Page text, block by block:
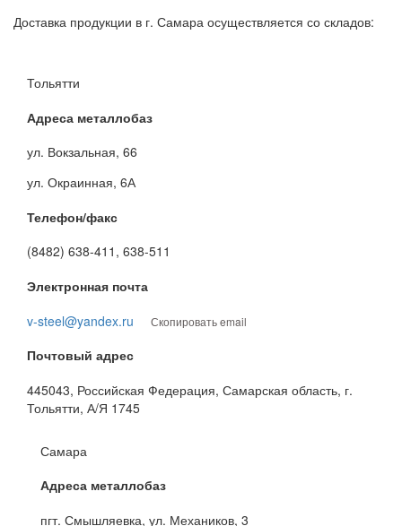
Доставка продукции в г. Самара осуществляется со складов:
Тольятти
Адреса металлобаз
ул. Вокзальная, 66
ул. Окраинная, 6А
Телефон/факс
(8482) 638-411, 638-511
Электронная почта
v-steel@yandex.ru
Скопировать email
Почтовый адрес
445043, Российская Федерация, Самарская область, г.
Тольятти, А/Я 1745
Самара
Адреса металлобаз
пгт. Смышляевка, ул. Механиков, 3